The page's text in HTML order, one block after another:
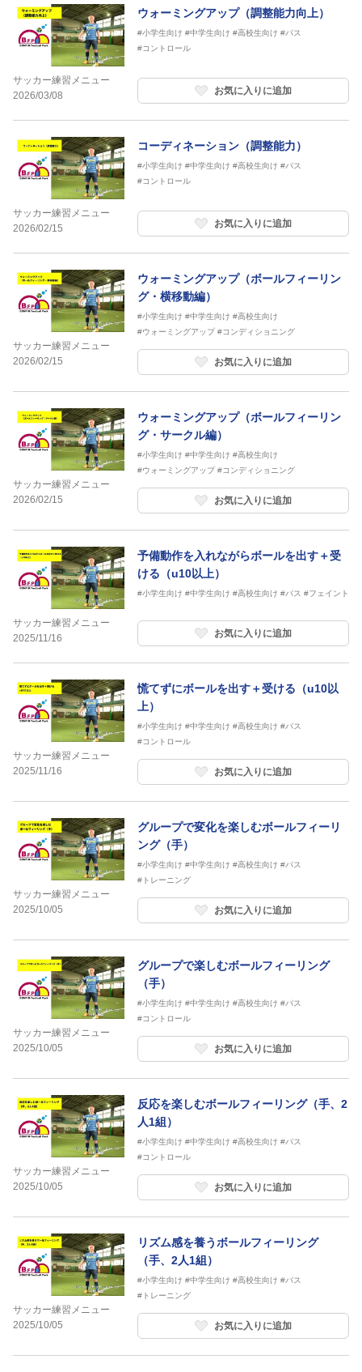
サッカー練習メニュー
2026/03/08
ウォーミングアップ（調整能力向上）
#小学生向け #中学生向け #高校生向け #パス
#コントロール
お気に入りに追加
サッカー練習メニュー
2026/02/15
コーディネーション（調整能力）
#小学生向け #中学生向け #高校生向け #パス
#コントロール
お気に入りに追加
サッカー練習メニュー
2026/02/15
ウォーミングアップ（ボールフィーリン
グ・横移動編）
#小学生向け #中学生向け #高校生向け
#ウォーミングアップ #コンディショニング
お気に入りに追加
サッカー練習メニュー
2026/02/15
ウォーミングアップ（ボールフィーリン
グ・サークル編）
#小学生向け #中学生向け #高校生向け
#ウォーミングアップ #コンディショニング
お気に入りに追加
サッカー練習メニュー
2025/11/16
予備動作を入れながらボールを出す＋受
ける（u10以上）
#小学生向け #中学生向け #高校生向け #パス #フェイント
お気に入りに追加
サッカー練習メニュー
2025/11/16
慌てずにボールを出す＋受ける（u10以
上）
#小学生向け #中学生向け #高校生向け #パス
#コントロール
お気に入りに追加
サッカー練習メニュー
2025/10/05
グループで変化を楽しむボールフィーリ
ング（手）
#小学生向け #中学生向け #高校生向け #パス
#トレーニング
お気に入りに追加
サッカー練習メニュー
2025/10/05
グループで楽しむボールフィーリング
（手）
#小学生向け #中学生向け #高校生向け #パス
#コントロール
お気に入りに追加
サッカー練習メニュー
2025/10/05
反応を楽しむボールフィーリング（手、2
人1組）
#小学生向け #中学生向け #高校生向け #パス
#コントロール
お気に入りに追加
サッカー練習メニュー
2025/10/05
リズム感を養うボールフィーリング
（手、2人1組）
#小学生向け #中学生向け #高校生向け #パス
#トレーニング
お気に入りに追加